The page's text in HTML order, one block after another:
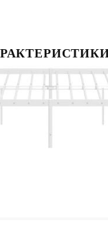
вашата спалня,
конструкция:
материал,
снабдена с
място за
вашите кутии за
когато седите в
и включва
нашия